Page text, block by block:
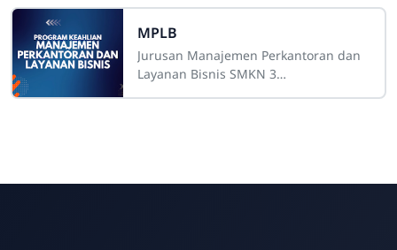
sebelumnya dikenal sebagai SMEA
Negeri 2
MPLB
Jurusan Manajemen Perkantoran dan
Layanan Bisnis SMKN 3